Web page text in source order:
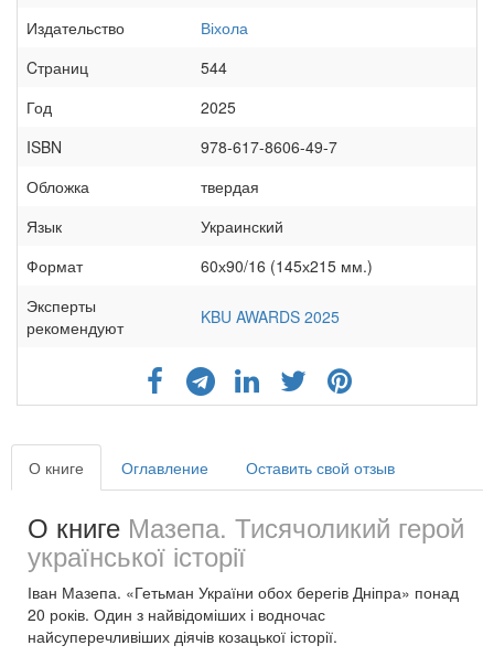
Издательство
Віхола
Cтраниц
544
Год
2025
ISBN
978-617-8606-49-7
Обложка
твердая
Язык
Украинский
Формат
60х90/16 (145х215 мм.)
Эксперты
рекомендуют
KBU AWARDS 2025
О книге Оглавление Оставить свой отзыв
О книге Мазепа. Тисячоликий герой
української історії
Іван Мазепа. «Гетьман України обох берегів Дніпра» понад
20 років. Один з найвідоміших і водночас
найсуперечливіших діячів козацької історії.